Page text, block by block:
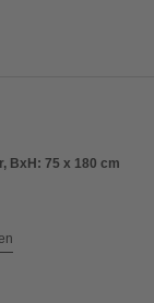
BxH: 75 x 180 cm